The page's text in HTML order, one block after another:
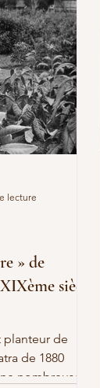
» de
siècle
planteur de
de 1880
nombreuse
lecture